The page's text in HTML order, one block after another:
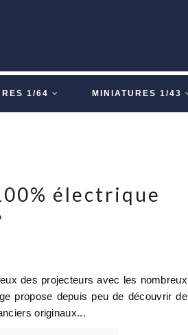
1/64 MINIATURES 1/43
électrique
des projecteurs avec les nombreux
propose depuis peu de découvrir de
originaux...